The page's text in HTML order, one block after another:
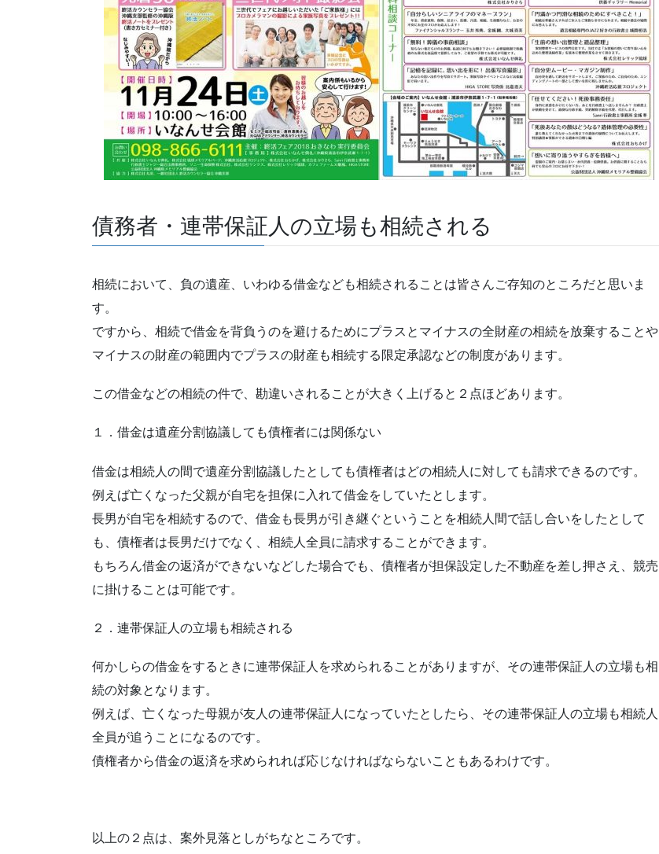
債務者・連帯保証人の立場も相続される
相続において、負の遺産、いわゆる借金なども相続されることは皆さんご存知のところだと思いま
す。
ですから、相続で借金を背負うのを避けるためにプラスとマイナスの全財産の相続を放棄することや
マイナスの財産の範囲内でプラスの財産も相続する限定承認などの制度があります。
この借金などの相続の件で、勘違いされることが大きく上げると２点ほどあります。
１．借金は遺産分割協議しても債権者には関係ない
借金は相続人の間で遺産分割協議したとしても債権者はどの相続人に対しても請求できるのです。
例えば亡くなった父親が自宅を担保に入れて借金をしていたとします。
長男が自宅を相続するので、借金も長男が引き継ぐということを相続人間で話し合いをしたとして
も、債権者は長男だけでなく、相続人全員に請求することができます。
もちろん借金の返済ができないなどした場合でも、債権者が担保設定した不動産を差し押さえ、競売
に掛けることは可能です。
２．連帯保証人の立場も相続される
何かしらの借金をするときに連帯保証人を求められることがありますが、その連帯保証人の立場も相
続の対象となります。
例えば、亡くなった母親が友人の連帯保証人になっていたとしたら、その連帯保証人の立場も相続人
全員が追うことになるのです。
債権者から借金の返済を求められれば応じなければならないこともあるわけです。
以上の２点は、案外見落としがちなところです。